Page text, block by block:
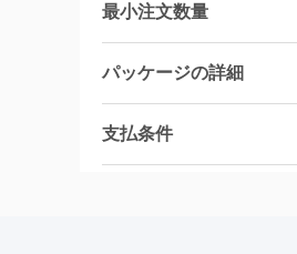
最小注文数量
パッケージの詳細
支払条件